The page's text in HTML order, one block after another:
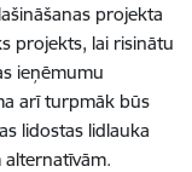
projekta
projekts, lai risinātu
ieņēmumu
arī turpmāk būs
lidostas lidlauka